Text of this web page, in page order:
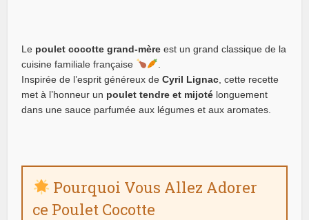
Le poulet cocotte grand-mère est un grand classique de la
cuisine familiale française
Inspirée de l’esprit généreux deCyril Lignac , cette recette
met à l’honneur un poulet tendre et mijoté longuement
dans une sauce parfumée aux légumes et aux aromates.
Pourquoi Vous Allez Adorer
ce Poulet Cocotte